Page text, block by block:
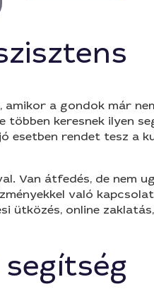
a gondok már
keresnek ilyen
rendet tesz a
Van átfedés, de nem
való
ütközés, online